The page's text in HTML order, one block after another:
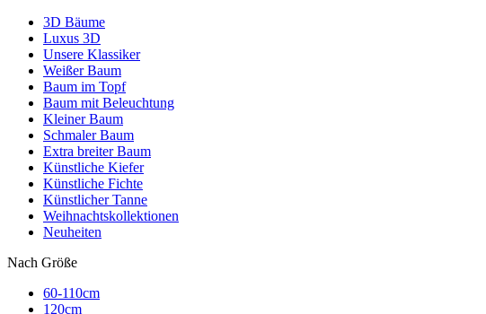
3D Bäume
Luxus 3D
Unsere Klassiker
Weißer Baum
Baum im Topf
Baum mit Beleuchtung
Kleiner Baum
Schmaler Baum
Extra breiter Baum
Künstliche Kiefer
Künstliche Fichte
Künstlicher Tanne
Weihnachtskollektionen
Neuheiten
Nach Größe
60-110cm
120cm